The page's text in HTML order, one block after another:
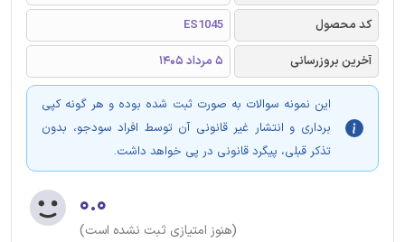
کد محصول
ES1045
آخرین بروزرسانی
5 مرداد 1405
این نمونه سوالات به صورت ثبت شده بوده و هر گونه کپی
برداری و انتشار غیر قانونی آن توسط افراد سودجو، بدون
تذکر قبلی، پیگرد قانونی در پی خواهد داشت.
۰.۰
(هنوز امتیازی ثبت نشده است)